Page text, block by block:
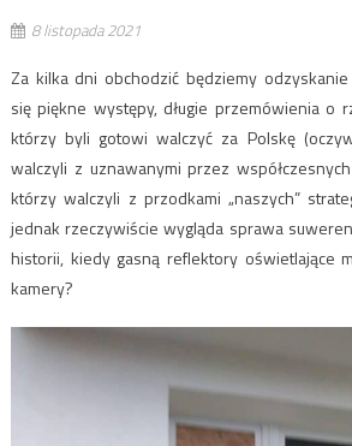
8 listopada 2021
Za kilka dni obchodzić będziemy
się piękne występy, długie przemówienia o
którzy byli gotowi walczyć za Polskę
walczyli z uznawanymi przez
którzy walczyli z przodkami „naszych”
jednak rzeczywiście wygląda sprawa
historii, kiedy gasną reflektory oświetlające
kamery?